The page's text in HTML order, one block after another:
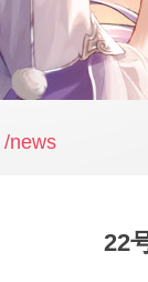
/news
22